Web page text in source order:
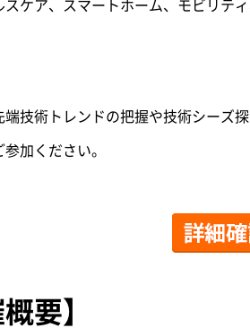
スケア、スマートホーム、モビリテ
端技術トレンドの把握や技術シーズ
加ください。
要】